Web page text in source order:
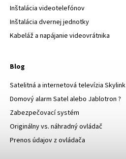
Inštalácia videotelefónov
Inštalácia dvernej jednotky
Kabeláž a napájanie videovrátnika
Blog
Satelitná a internetová televízia Skylink
Domový alarm Satel alebo Jablotron ?
Zabezpečovací systém
Originálny vs. náhradný ovládač
Prenos údajov z ovládača